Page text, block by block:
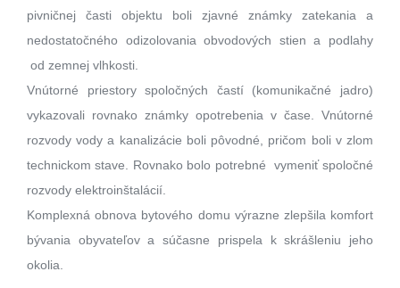
pivničnej časti objektu boli zjavné známky zatekania a
nedostatočného odizolovania obvodových stien a podlahy
od zemnej vlhkosti.
Vnútorné priestory spoločných častí (komunikačné jadro)
vykazovali rovnako známky opotrebenia v čase. Vnútorné
rozvody vody a kanalizácie boli pôvodné, pričom boli v zlom
technickom stave. Rovnako bolo potrebné vymeniť spoločné
rozvody elektroinštalácií.
Komplexná obnova bytového domu výrazne zlepšila komfort
bývania obyvateľov a súčasne prispela k skrášleniu jeho
okolia.